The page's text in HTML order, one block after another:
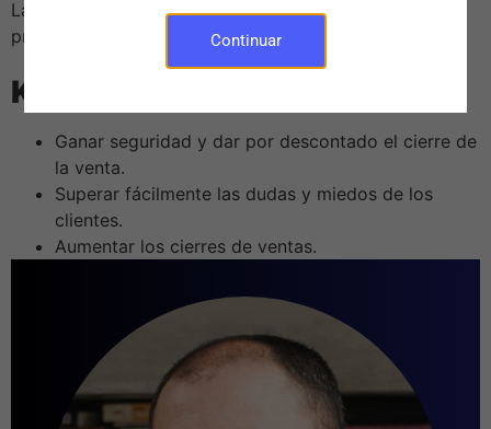
Las técnicas de cierre como un paso natural del
proceso de ventas
KEY LEARNINGS
Ganar seguridad y dar por descontado el cierre de
la venta.
Superar fácilmente las dudas y miedos de los
clientes.
Aumentar los cierres de ventas.
Continuar